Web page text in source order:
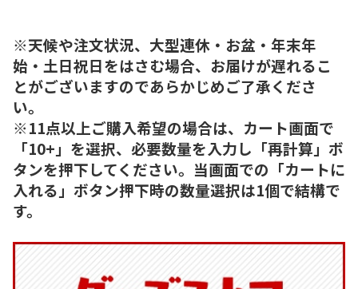
※天候や注文状況、大型連休・お盆・年末年
始・土日祝日をはさむ場合、お届けが遅れるこ
とがございますのであらかじめご了承くださ
い。
※11点以上ご購入希望の場合は、カート画面で
「10+」を選択、必要数量を入力し「再計算」ボ
タンを押下してください。当画面での「カートに
入れる」ボタン押下時の数量選択は1個で結構で
す。